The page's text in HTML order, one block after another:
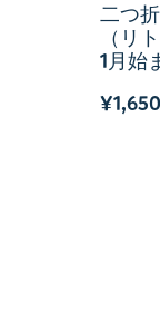
二つ
（リ
1月始
¥1,650